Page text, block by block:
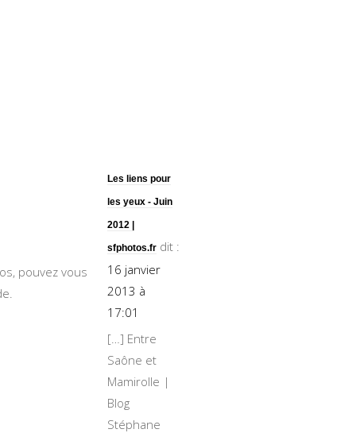
pouvez vous
Les liens pour
les yeux - Juin
2012 |
sfphotos.fr dit :
16 janvier
2013 à
17:01
[…] Entre
Saône et
Mamirolle |
Blog
Stéphane